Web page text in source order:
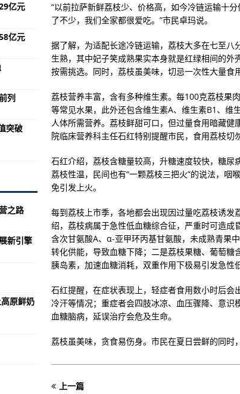
“以前拉萨新鲜荔枝少、价格高，如今冷链运输十
了不少，我们全家都很爱吃。”市民卓玛说。
据了解，为适配长途冷链运输，荔枝大多在七至
生熟，其中妃子笑成熟果实本身就是红绿相间的
按需挑选。同时，荔枝虽美味，切忌一次性大量食
荔枝营养丰富，含有多种维生素。每100克荔枝果
等常见水果，此外还包含维生素A、维生素B1、维
人体所需营养。荔枝鲜甜可口，但过量食用暗藏
院临床营养科主任石红特别提醒市民，食用荔枝切
石红介绍，荔枝含糖量较高，升糖速度较快，糖
荔枝性温，民间也有“一颗荔枝三把火”的说法，咽
免引发上火。
每到荔枝上市季，各地都会出现因过量吃荔枝诱
绍，荔枝病属于急性低血糖综合征，严重时可造
含次甘氨酸A、α-亚甲环丙基甘氨酸，未成熟青果
转化供能，导致血糖下降；二是荔枝果糖、葡萄
胰岛素，加速血糖消耗，双重作用下极易引发急性
石红提醒，在症状表现上，轻症者食用数小时后
冷汗等情况；重症者会四肢冰凉、血压骤降、意
血糖脑病，延误治疗会危及生命。
荔枝虽美味，贪食易伤身。市民在夏日尝鲜的同时
上一篇
亿元
亿元
列
突破
之路
新引擎
原鲜奶